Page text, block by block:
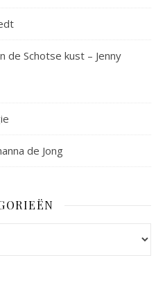
de Schotse kust – Jenny
de Jong